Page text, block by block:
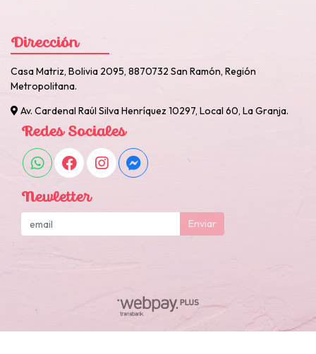
Dirección
Casa Matriz, Bolivia 2095, 8870732 San Ramón, Región
Metropolitana.
Av. Cardenal Raúl Silva Henríquez 10297, Local 60, La Granja.
Redes Sociales
Newletter
Enviar